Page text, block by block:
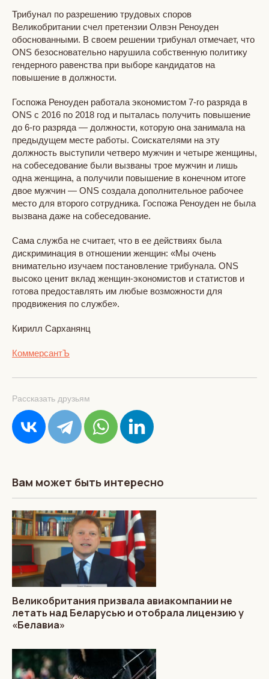
Трибунал по разрешению трудовых споров
Великобритании счел претензии Олвэн Реноуден
обоснованными. В своем решении трибунал отмечает, что
ONS безосновательно нарушила собственную политику
гендерного равенства при выборе кандидатов на
повышение в должности.
Госпожа Реноуден работала экономистом 7-го разряда в
ONS с 2016 по 2018 год и пыталась получить повышение
до 6-го разряда — должности, которую она занимала на
предыдущем месте работы. Соискателями на эту
должность выступили четверо мужчин и четыре женщины,
на собеседование были вызваны трое мужчин и лишь
одна женщина, а получили повышение в конечном итоге
двое мужчин — ONS создала дополнительное рабочее
место для второго сотрудника. Госпожа Реноуден не была
вызвана даже на собеседование.
Сама служба не считает, что в ее действиях была
дискриминация в отношении женщин: «Мы очень
внимательно изучаем постановление трибунала. ONS
высоко ценит вклад женщин-экономистов и статистов и
готова предоставлять им любые возможности для
продвижения по службе».
Кирилл Сарханянц
КоммерсантЪ
Рассказать друзьям
Вам может быть интересно
Великобритания призвала авиакомпании не
летать над Беларусью и отобрала лицензию у
«Белавиа»